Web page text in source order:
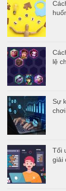
lệ
Sự
Tối
giải